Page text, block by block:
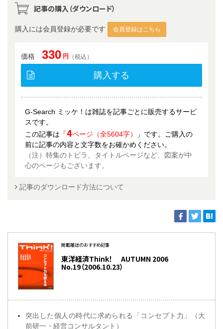
記事の購入（ダウンロード）
購入には会員登録が必要です 会員登録はこちら
価格 330 円 （税込）
購入する
G-Search ミッケ！は雑誌を記事ごとに販売するサービ
スです。
この記事は「4ページ（全5604字）
」です。ご購入の
前に記事の内容と文字数をお確かめください。
（注）特集のトビラ、タイトルページなど、図案が中
心のページもございます。
記事のダウンロード方法について
掲載雑誌のおすすめ記事
東洋経済Think！ AUTUMN 2006
No.19（2006.10.23）
突出した個人の時代に求められる「コンセプト力」（大
前研一・経営コンサルタント）